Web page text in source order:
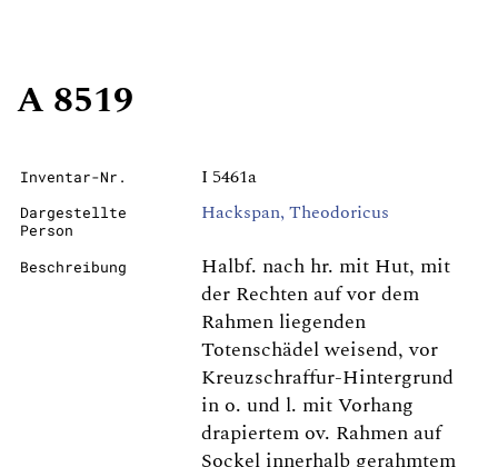
A 8519
Inventar-Nr. I 5461a
Dargestellte
Person
Hackspan, Theodoricus
Beschreibung
Halbf. nach hr. mit Hut, mit
der Rechten auf vor dem
Rahmen liegenden
Totenschädel weisend, vor
Kreuzschraffur-Hintergrund
in o. und l. mit Vorhang
drapiertem ov. Rahmen auf
Sockel innerhalb gerahmtem